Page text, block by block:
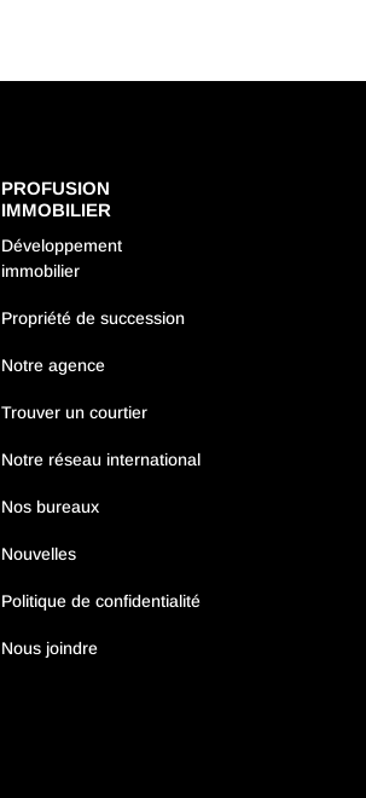
PROFUSION
IMMOBILIER
Développement
immobilier
Propriété de succession
Notre agence
Trouver un courtier
Notre réseau international
Nos bureaux
Nouvelles
Politique de confidentialité
Nous joindre